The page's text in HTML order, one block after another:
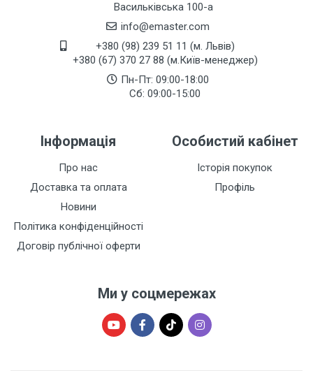
Васильківська 100-а
info@emaster.com
+380 (98) 239 51 11 (м. Львів)
+380 (67) 370 27 88 (м.Київ-менеджер)
Пн-Пт: 09:00-18:00
Сб: 09:00-15:00
Інформація
Про нас
Доставка та оплата
Новини
Політика конфіденційності
Договір публічної оферти
Особистий кабінет
Історія покупок
Профіль
Ми у соцмережах